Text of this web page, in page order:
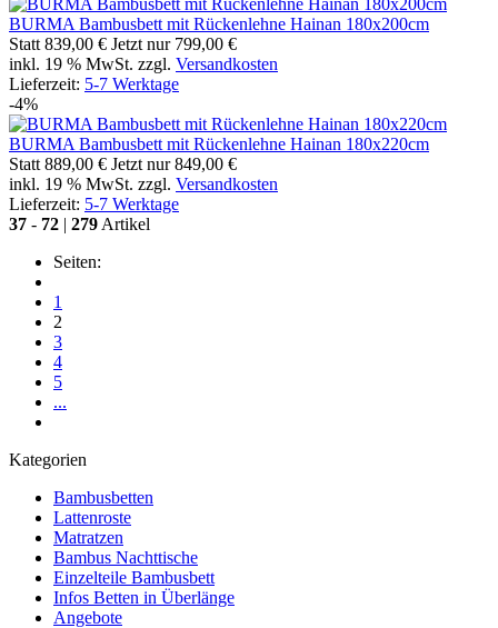
BURMA Bambusbett mit Rückenlehne Hainan 180x200cm
Statt 839,00 € Jetzt nur 799,00 €
inkl. 19 % MwSt. zzgl. Versandkosten
Lieferzeit: 5-7 Werktage
-4%
BURMA Bambusbett mit Rückenlehne Hainan 180x220cm
Statt 889,00 € Jetzt nur849,00 €
inkl. 19 % MwSt. zzgl. Versandkosten
Lieferzeit: 5-7 Werktage
37 - 72 | 279 Artikel
Seiten:
1
2
3
4
5
...
Kategorien
Bambusbetten
Lattenroste
Matratzen
Bambus Nachttische
Einzelteile Bambusbett
Infos Betten in Überlänge
Angebote